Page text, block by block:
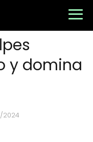
y domina
2024